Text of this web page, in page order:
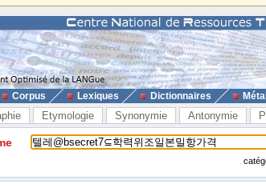
Corpus Lexiques Dictionnaires
Etymologie Synonymie Antonymie